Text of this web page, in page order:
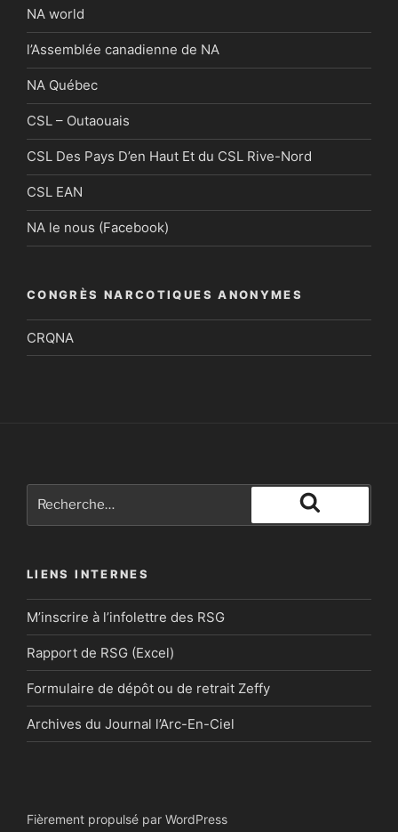
NA world
l’Assemblée canadienne de NA
NA Québec
CSL – Outaouais
CSL Des Pays D’en Haut Et du CSL Rive-Nord
CSL EAN
NA le nous (Facebook)
CONGRÈS NARCOTIQUES ANONYMES
CRQNA
pour
Recherche
LIENS INTERNES
M’inscrire à l’infolettre des RSG
Rapport de RSG (Excel)
Formulaire de dépôt ou de retrait Zeffy
Archives du Journal l’Arc-En-Ciel
Fièrement propulsé par WordPress